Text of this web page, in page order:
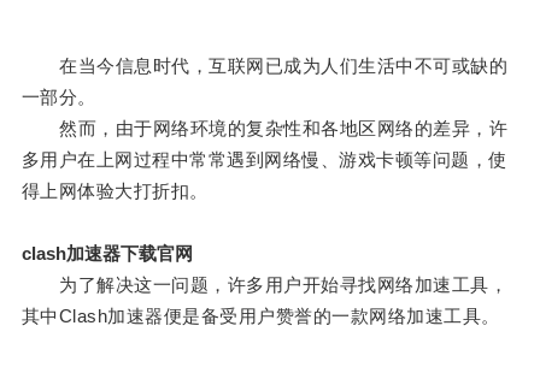
在当今信息时代，互联网已成为人们生活中不可或缺的
一部分。
然而，由于网络环境的复杂性和各地区网络的差异，许
多用户在上网过程中常常遇到网络慢、游戏卡顿等问题，使
得上网体验大打折扣。
clash加速器下载官网
为了解决这一问题，许多用户开始寻找网络加速工具，
其中Clash加速器便是备受用户赞誉的一款网络加速工具。